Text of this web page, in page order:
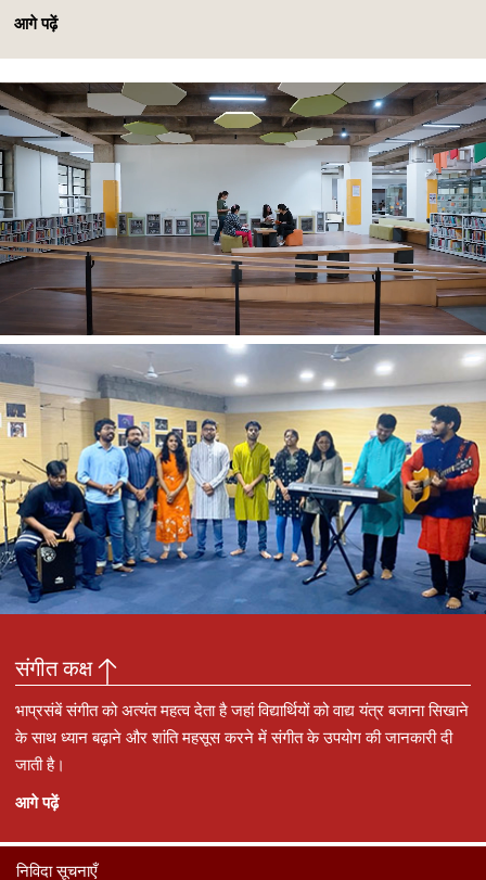
आगे पढ़ें
संगीत कक्ष
भाप्रसंबें संगीत को अत्यंत महत्व देता है जहां विद्यार्थियों को वाद्य यंत्र बजाना सिखाने
के साथ ध्यान बढ़ाने और शांति महसूस करने में संगीत के उपयोग की जानकारी दी
जाती है।
आगे पढ़ें
निविदा सूचनाएँ